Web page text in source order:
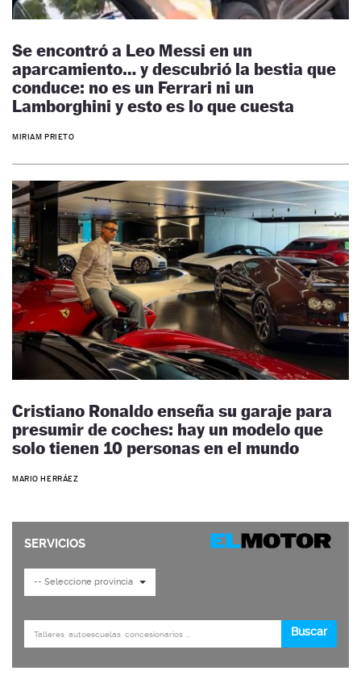
Se encontró a Leo Messi en un
aparcamiento… y descubrió la bestia que
conduce: no es un Ferrari ni un
Lamborghini y esto es lo que cuesta
MIRIAM PRIETO
Cristiano Ronaldo enseña su garaje para
presumir de coches: hay un modelo que
solo tienen 10 personas en el mundo
MARIO HERRÁEZ